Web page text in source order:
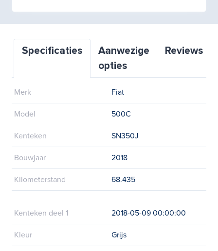
Specificaties
Aanwezige
opties
Reviews
Merk Fiat
Model 500C
Kenteken SN350J
Bouwjaar 2018
Kilometerstand 68.435
Kenteken deel 1 2018-05-09 00:00:00
Kleur Grijs